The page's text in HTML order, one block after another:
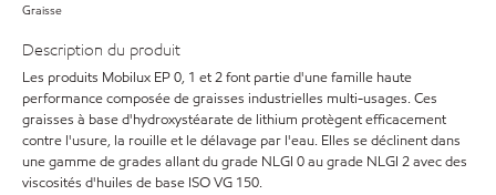
Graisse
Description du produit
Les produits Mobilux EP 0, 1 et 2 font partie d'une famille haute
performance composée de graisses industrielles multi-usages. Ces
graisses à base d'hydroxystéarate de lithium protègent efficacement
contre l'usure, la rouille et le délavage par l'eau. Elles se déclinent dans
une gamme de grades allant du grade NLGI 0 au grade NLGI 2 avec des
viscosités d'huiles de base ISO VG 150.